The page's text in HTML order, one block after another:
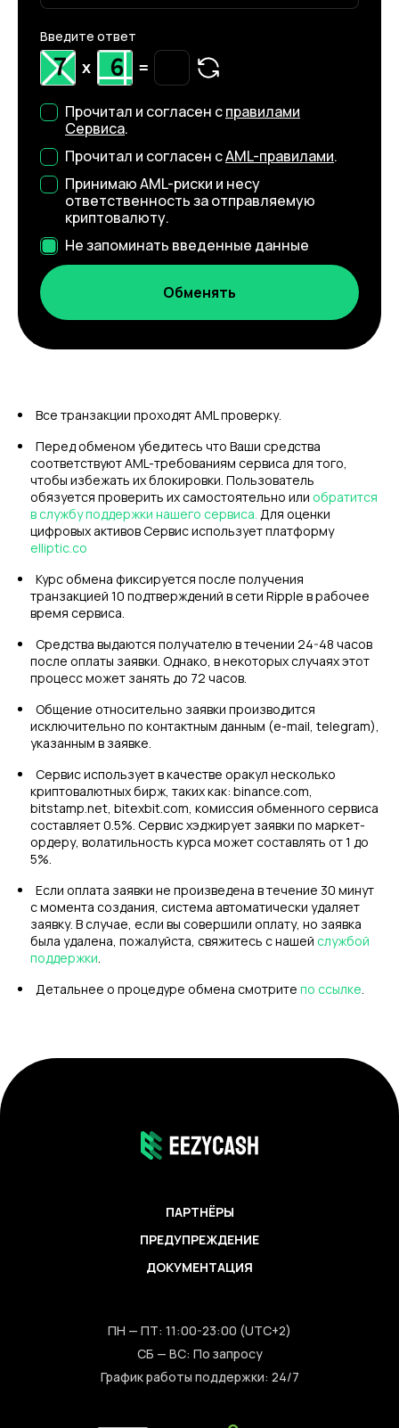
Введите ответ
x =
Прочитал и согласен справилами
Сервиса.
Прочитал и согласен сAML-правилами.
Принимаю AML-риски и несу
ответственность за отправляемую
криптовалюту.
Не запоминать введенные данные
Все транзакции проходят AML проверку.
Перед обменом убедитесь что Ваши средства
соответствуют AML-требованиям сервиса для того,
чтобы избежать их блокировки. Пользователь
обязуется проверить их самостоятельно или обратится
в службу поддержки нашего сервиса. Для оценки
цифровых активов Сервис использует платформу
elliptic.co
Курс обмена фиксируется после получения
транзакцией 10 подтверждений в сети Ripple в рабочее
время сервиса.
Средства выдаются получателю в течении 24-48 часов
после оплаты заявки. Однако, в некоторых случаях этот
процесс может занять до 72 часов.
Общение относительно заявки производится
исключительно по контактным данным (e-mail, telegram),
указанным в заявке.
Сервис использует в качестве оракул несколько
криптовалютных бирж, таких как: binance.com,
bitstamp.net, bitexbit.com, комиссия обменного сервиса
составляет 0.5%. Сервис хэджирует заявки по маркет-
ордеру, волатильность курса может составлять от 1 до
5%.
Если оплата заявки не произведена в течение 30 минут
с момента создания, система автоматически удаляет
заявку. В случае, если вы совершили оплату, но заявка
была удалена, пожалуйста, свяжитесь с нашей службой
поддержки.
Детальнее о процедуре обмена смотрите по ссылке.
ПАРТНЁРЫ
ПРЕДУПРЕЖДЕНИЕ
ДОКУМЕНТАЦИЯ
ПН — ПТ: 11:00-23:00 (UTC+2)
СБ — ВС: По запросу
График работы поддержки: 24/7